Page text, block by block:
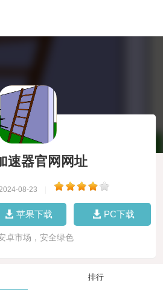
速器官网网址
08-23
苹果下载 PC下载
卓市场，安全绿色
排行